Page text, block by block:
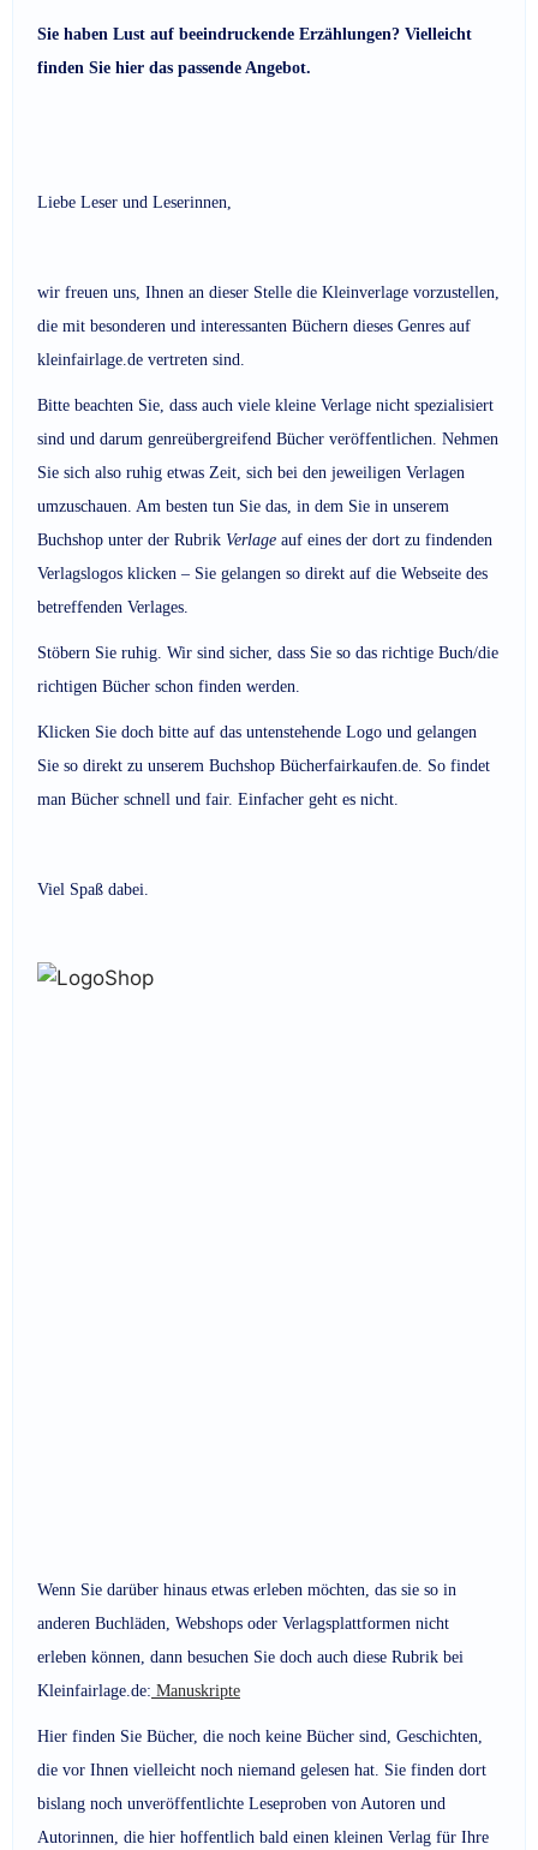
Sie haben Lust auf beeindruckende Erzählungen? Vielleicht
finden Sie hier das passende Angebot.
Liebe Leser und Leserinnen,
wir freuen uns, Ihnen an dieser Stelle die Kleinverlage vorzustellen,
die mit besonderen und interessanten Büchern dieses Genres auf
kleinfairlage.de vertreten sind.
Bitte beachten Sie, dass auch viele kleine Verlage nicht spezialisiert
sind und darum genreübergreifend Bücher veröffentlichen. Nehmen
Sie sich also ruhig etwas Zeit, sich bei den jeweiligen Verlagen
umzuschauen. Am besten tun Sie das, in dem Sie in unserem
Buchshop unter der Rubrik Verlage auf eines der dort zu findenden
Verlagslogos klicken – Sie gelangen so direkt auf die Webseite des
betreffenden Verlages.
Stöbern Sie ruhig. Wir sind sicher, dass Sie so das richtige Buch/die
richtigen Bücher schon finden werden.
Klicken Sie doch bitte auf das untenstehende Logo und gelangen
Sie so direkt zu unserem Buchshop Bücherfairkaufen.de. So findet
man Bücher schnell und fair. Einfacher geht es nicht.
Viel Spaß dabei.
Wenn Sie darüber hinaus etwas erleben möchten, das sie so in
anderen Buchläden, Webshops oder Verlagsplattformen nicht
erleben können, dann besuchen Sie doch auch diese Rubrik bei
Kleinfairlage.de: Manuskripte
Hier finden Sie Bücher, die noch keine Bücher sind, Geschichten,
die vor Ihnen vielleicht noch niemand gelesen hat. Sie finden dort
bislang noch unveröffentlichte Leseproben von Autoren und
Autorinnen, die hier hoffentlich bald einen kleinen Verlag für Ihre